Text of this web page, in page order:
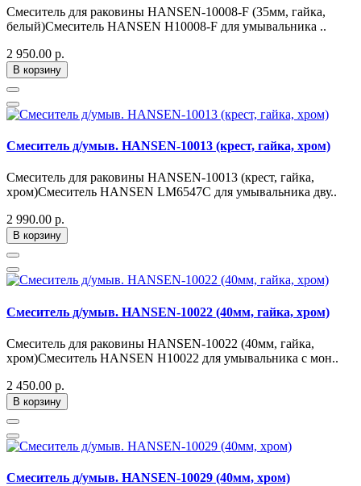
Смеситель для раковины HANSEN-10008-F (35мм, гайка,
белый)Смеситель HANSEN H10008-F для умывальника ..
2 950.00 р.
В корзину
Смеситель д/умыв. HANSEN-10013 (крест, гайка, хром)
Смеситель для раковины HANSEN-10013 (крест, гайка,
хром)Смеситель HANSEN LM6547C для умывальника дву..
2 990.00 р.
В корзину
Смеситель д/умыв. HANSEN-10022 (40мм, гайка, хром)
Смеситель для раковины HANSEN-10022 (40мм, гайка,
хром)Смеситель HANSEN H10022 для умывальника с мон..
2 450.00 р.
В корзину
Смеситель д/умыв. HANSEN-10029 (40мм, хром)